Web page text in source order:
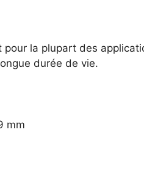
la plupart des
durée de vie.
mm